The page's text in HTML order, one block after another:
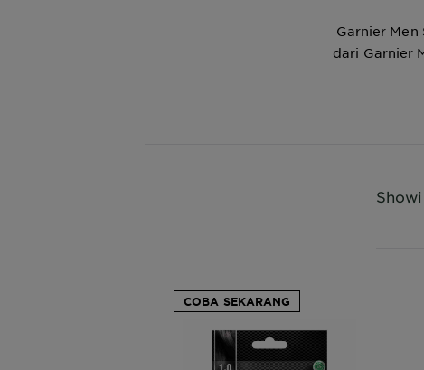
Garnier
dari Garnier
COBA SEKARANG